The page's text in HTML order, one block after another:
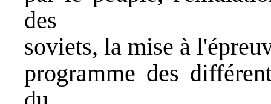
des
soviets, la mise à
programme des